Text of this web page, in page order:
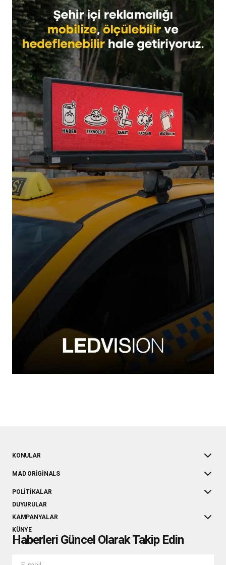
KONULAR
MAD ORIGINALS
POLITIKALAR
DUYURULAR
KAMPANYALAR
KÜNYE
Haberleri Güncel Olarak Takip Edin